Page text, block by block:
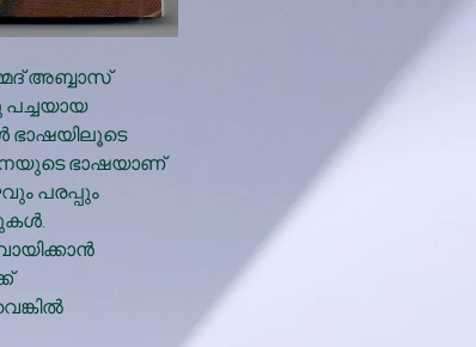
അബ്ബാസ്
ഭാഷയിലൂടെ
ഭാഷയാണ്
പരപ്പും